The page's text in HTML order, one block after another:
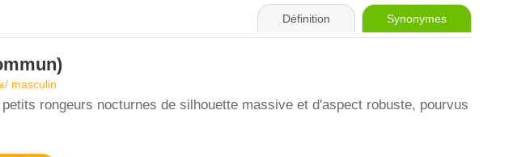
Définition Synonymes
masculin
rongeurs nocturnes de silhouette massive et d'aspect robuste, pourvus